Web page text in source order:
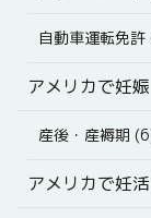
自動車運転免許
アメリカで妊
産後・産褥期
アメリカで妊